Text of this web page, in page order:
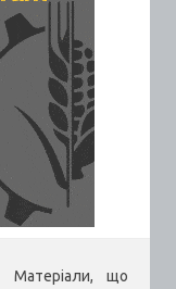
Матеріали, що